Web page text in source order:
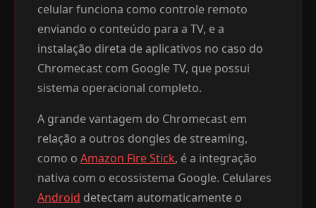
celular funciona como controle remoto
enviando o conteúdo para a TV, e a
instalação direta de aplicativos no caso do
Chromecast com Google TV, que possui
sistema operacional completo.
A grande vantagem do Chromecast em
relação a outros dongles de streaming,
como o Amazon Fire Stick, é a integração
nativa com o ecossistema Google. Celulares
Android detectam automaticamente o